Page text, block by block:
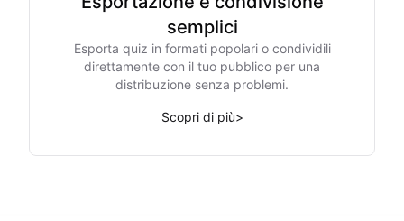
semplici
Esporta quiz in formati popolari o condividili
direttamente con il tuo pubblico per una
distribuzione senza problemi.
Scopri di più>